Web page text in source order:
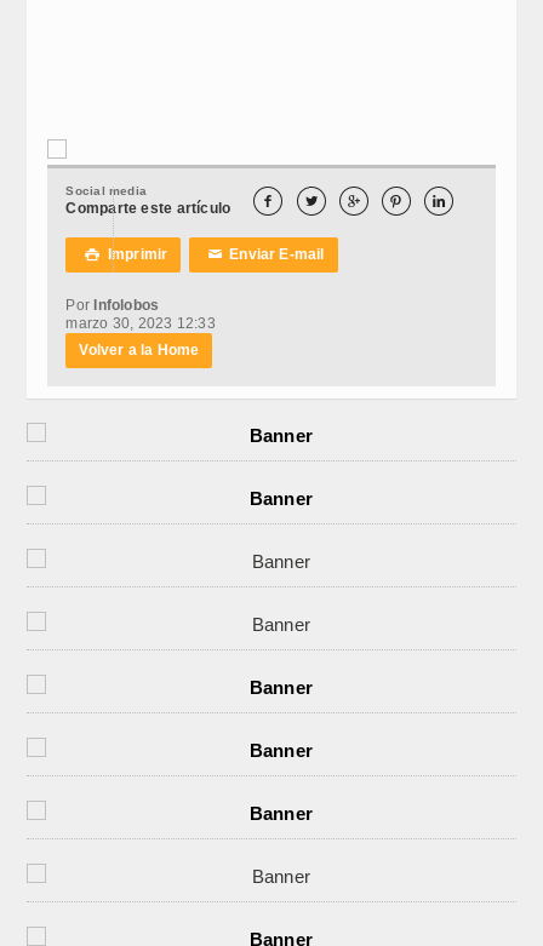
Social media
Comparte este artículo     
 Imprimir ✉Enviar E-mail
PorInfolobos
marzo 30, 2023 12:33
Volver a la Home